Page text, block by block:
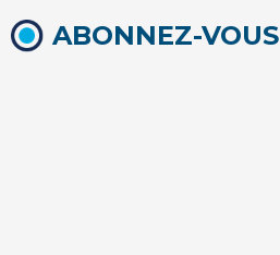
ABONNEZ-VOUS